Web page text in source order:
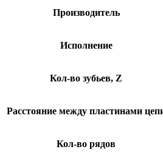
Производитель
Исполнение
Кол-во зубьев, Z
Расстояние между пластинами
Кол-во рядов